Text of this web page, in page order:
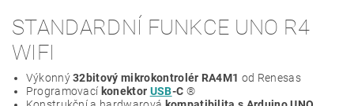
STANDARDNÍ FUNKCE UNO R4
WIFI
Výkonný32bitový mikrokontrolér RA4M1 od Renesas
Programovací konektor USB-C ®